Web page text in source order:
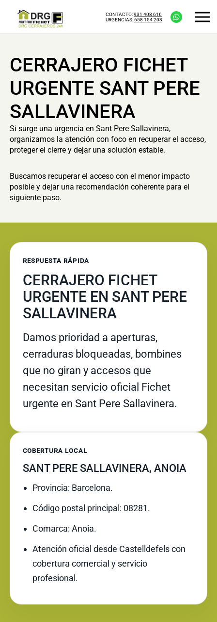
CONTACTO:931 408 616
URGENCIAS:658 154 203
CERRAJERO FICHET
URGENTE SANT PERE
SALLAVINERA
Si surge una urgencia en Sant Pere Sallavinera,
organizamos la atención con foco en recuperar el acceso,
proteger el cierre y dejar una solución estable.
Buscamos recuperar el acceso con el menor impacto
posible y dejar una recomendación coherente para el
siguiente paso.
RESPUESTA RÁPIDA
CERRAJERO FICHET
URGENTE EN SANT PERE
SALLAVINERA
Damos prioridad a aperturas,
cerraduras bloqueadas, bombines
que no giran y accesos que
necesitan servicio oficial Fichet
urgente en Sant Pere Sallavinera.
COBERTURA LOCAL
SANT PERE SALLAVINERA, ANOIA
Provincia: Barcelona.
Código postal principal: 08281.
Comarca: Anoia.
Atención oficial desde Castelldefels con
cobertura comercial y servicio
profesional.